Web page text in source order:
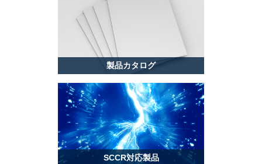
製品カタログ
SCCR対応製品